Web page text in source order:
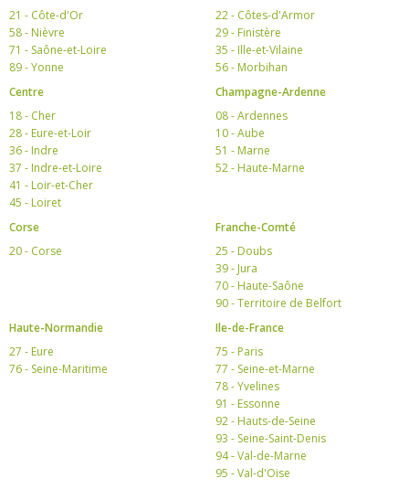
21 - Côte-d'Or
58 - Nièvre
71 - Saône-et-Loire
89 - Yonne
22 - Côtes-d'Armor
29 - Finistère
35 - Ille-et-Vilaine
56 - Morbihan
Centre
18 - Cher
28 - Eure-et-Loir
36 - Indre
37 - Indre-et-Loire
41 - Loir-et-Cher
45 - Loiret
Champagne-Ardenne
08 - Ardennes
10 - Aube
51 - Marne
52 - Haute-Marne
Corse
20 - Corse
Franche-Comté
25 - Doubs
39 - Jura
70 - Haute-Saône
90 - Territoire de Belfort
Haute-Normandie
27 - Eure
76 - Seine-Maritime
Ile-de-France
75 - Paris
77 - Seine-et-Marne
78 - Yvelines
91 - Essonne
92 - Hauts-de-Seine
93 - Seine-Saint-Denis
94 - Val-de-Marne
95 - Val-d'Oise